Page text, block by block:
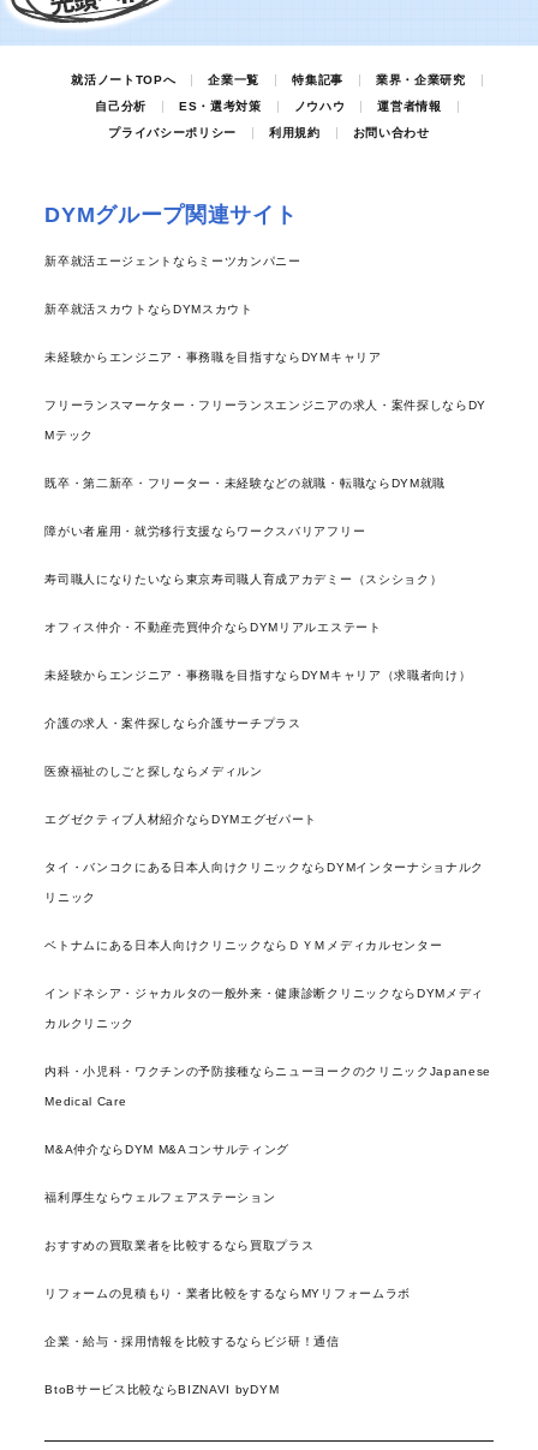
就活ノートTOPへ 企業一覧 特集記事
業界・企業研究
自己分析
ES・選考対策 ノウハウ
運営者情報
プライバシーポリシー
利用規約 お問い合わせ
DYMグループ関連サイト
新卒就活エージェントならミーツカンパニー
新卒就活スカウトならDYMスカウト
未経験からエンジニア・事務職を目指すならDYMキャリア
フリーランスマーケター・フリーランスエンジニアの求人・案件探しならDY
Mテック
既卒・第二新卒・フリーター・未経験などの就職・転職ならDYM就職
障がい者雇用・就労移行支援ならワークスバリアフリー
寿司職人になりたいなら東京寿司職人育成アカデミー（スシショク）
オフィス仲介・不動産売買仲介ならDYMリアルエステート
未経験からエンジニア・事務職を目指すならDYMキャリア（求職者向け）
介護の求人・案件探しなら介護サーチプラス
医療福祉のしごと探しならメディルン
エグゼクティブ人材紹介ならDYMエグゼパート
タイ・バンコクにある日本人向けクリニックならDYMインターナショナルク
リニック
ベトナムにある日本人向けクリニックならＤＹＭメディカルセンター
インドネシア・ジャカルタの一般外来・健康診断クリニックならDYMメディ
カルクリニック
内科・小児科・ワクチンの予防接種ならニューヨークのクリニックJapanese
Medical Care
M&A仲介ならDYM M&Aコンサルティング
福利厚生ならウェルフェアステーション
おすすめの買取業者を比較するなら買取プラス
リフォームの見積もり・業者比較をするならMYリフォームラボ
企業・給与・採用情報を比較するならビジ研！通信
BtoBサービス比較ならBIZNAVI byDYM